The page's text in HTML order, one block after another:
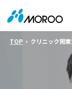
TOP クリニック開